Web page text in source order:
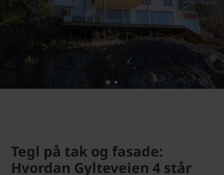
Tegl på tak og fasade:
Hvordan Gylteveien 4 står